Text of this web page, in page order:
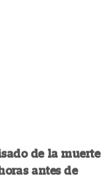
de la muerte
antes de